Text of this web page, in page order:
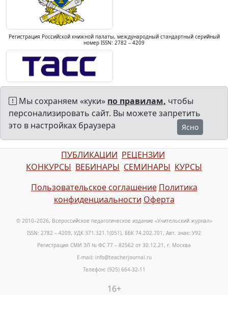
Регистрация Российской книжной палаты, международный стандартный серийный
номер ISSN: 2782 – 4209
Мы сохраняем «куки» по правилам, чтобы
персонализировать сайт. Вы можете запретить
это в настройках браузера
Ясно
ПУБЛИКАЦИИ РЕЦЕНЗИИ
КОНКУРСЫ ВЕБИНАРЫ СЕМИНАРЫ КУРСЫ
Пользовательское соглашение Политика
конфиденциальности Оферта
© 2010–2026, Всероссийское педагогическое издание «Учительский журнал»
ISSN: 2782 – 4209, УДК 371.321.1(051), ББК 74.202.701, Авт. знак: У92
Регистрация СМИ ЭЛ № ФС 77 – 82562 от 30.12.21, г. Москва
E-mail: info@teacherjournal.ru
Телефон: (925) 664-32-11
16+